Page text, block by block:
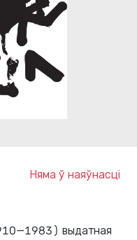
Няма ў наяўнасці
выдатная